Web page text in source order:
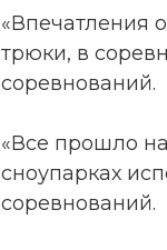
«Впечатления
трюки, в
соревнований.
«Все прошло
сноупарках
соревнований.